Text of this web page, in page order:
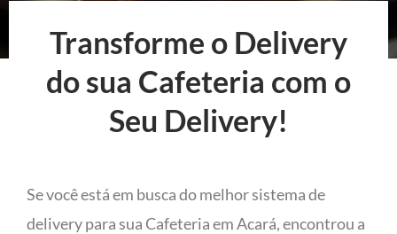
Transforme o Delivery
do sua Cafeteria com o
Seu Delivery!
Se você está em busca do melhor sistema de
delivery para sua Cafeteria em Acará, encontrou a